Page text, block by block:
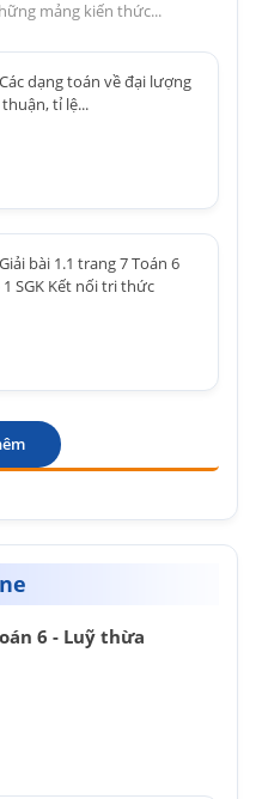
mảng kiến thức...
Các dạng toán về đại lượng
tỉ lệ...
Giải bài 1.1 trang 7 Toán 6
1 SGK Kết nối tri thức
6 - Luỹ thừa